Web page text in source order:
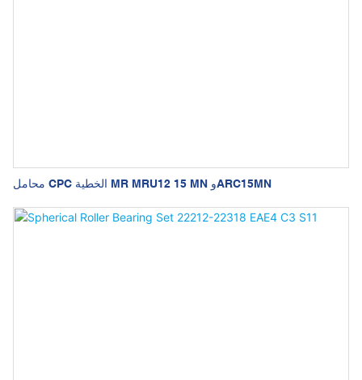
محامل CPC الخطية MR MRU12 15 MN وARC15MN